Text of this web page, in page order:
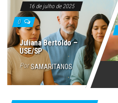
16 de julho de 2025
0
Juliana Bertoldo –
USE/SP
Por SAMARITANOS